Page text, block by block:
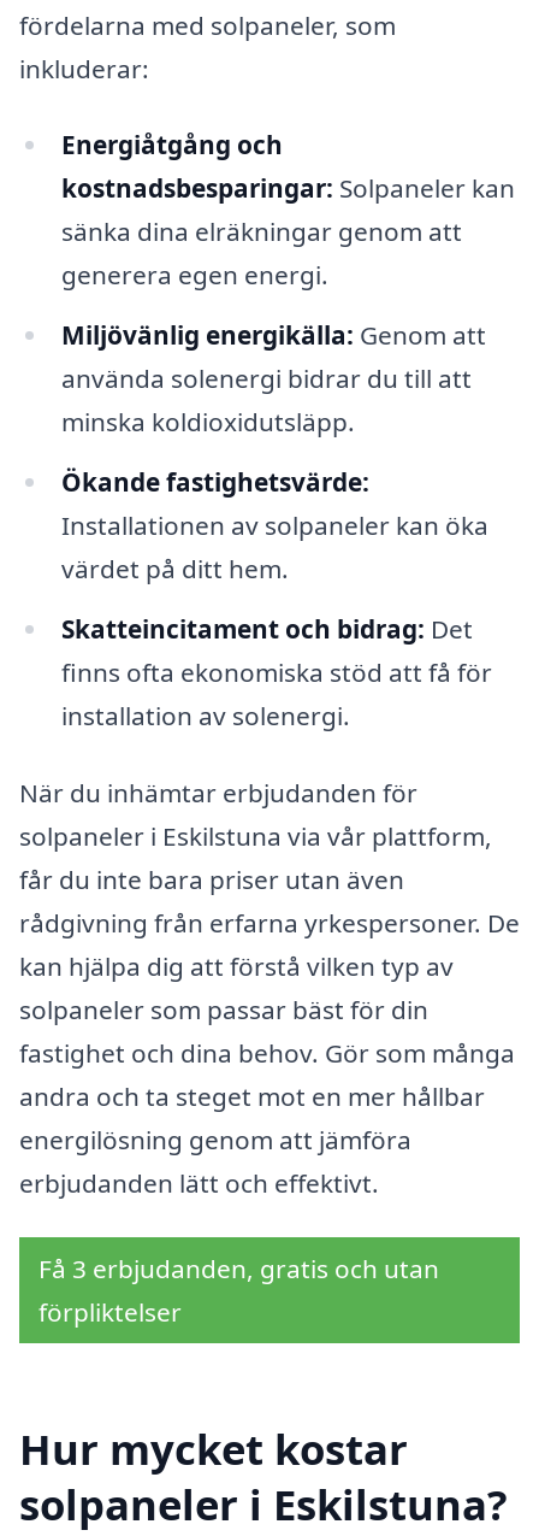
fördelarna med solpaneler, som
inkluderar:
Energiåtgång och
kostnadsbesparingar: Solpaneler kan
sänka dina elräkningar genom att
generera egen energi.
Miljövänlig energikälla: Genom att
använda solenergi bidrar du till att
minska koldioxidutsläpp.
Ökande fastighetsvärde:
Installationen av solpaneler kan öka
värdet på ditt hem.
Skatteincitament och bidrag: Det
finns ofta ekonomiska stöd att få för
installation av solenergi.
När du inhämtar erbjudanden för
solpaneler i Eskilstuna via vår plattform,
får du inte bara priser utan även
rådgivning från erfarna yrkespersoner. De
kan hjälpa dig att förstå vilken typ av
solpaneler som passar bäst för din
fastighet och dina behov. Gör som många
andra och ta steget mot en mer hållbar
energilösning genom att jämföra
erbjudanden lätt och effektivt.
Få 3 erbjudanden, gratis och utan
förpliktelser
Hur mycket kostar
solpaneler i Eskilstuna?